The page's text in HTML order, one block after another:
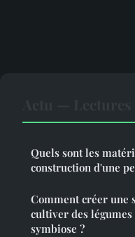
Quels sont les
construction d'une
Comment créer une
cultiver des légumes
symbiose ?